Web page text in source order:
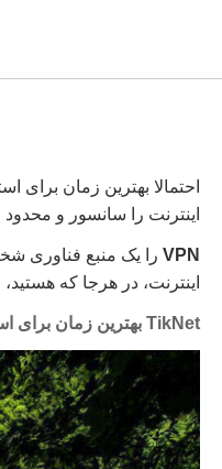
احتمالا بهترین زمان برای
اینترنت را سانسور و
VPN را یک منبع فناوری
اینترنت، در هرجا که
TikNet بهترین زمان برای استفاده از VPN است